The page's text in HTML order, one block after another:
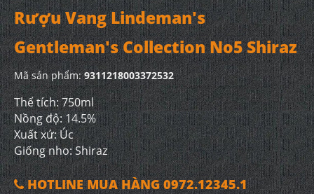
Rượu Vang Lindeman's
Gentleman's Collection No5 Shiraz
Mã sản phẩm:9311218003372532
Thể tích: 750ml
Nồng độ: 14.5%
Xuất xứ: Úc
Giống nho: Shiraz
HOTLINE MUA HÀNG 0972.12345.1